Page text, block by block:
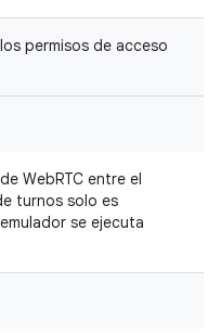
permisos de acceso
WebRTC entre el
turnos solo es
se ejecuta